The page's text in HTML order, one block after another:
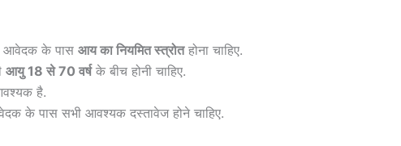
आवेदक के पास आय का नियमित स्त्रोतहोना चाहिए.
आयु 18 से 70 वर्षके बीच होनी चाहिए.
है.
के पास सभी आवश्यक दस्तावेज होने चाहिए.